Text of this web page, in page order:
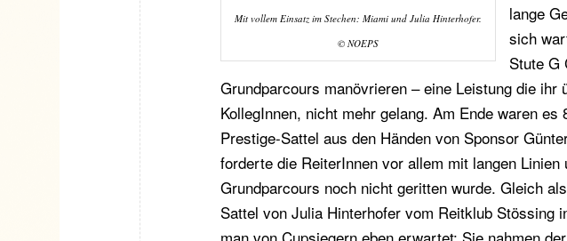
Mit vollem Einsatz im Stechen: Miami und Julia Hinterhofer.
© NOEPS
lange
sich
Stute G
Grundparcours manövrieren – eine Leistung die
KollegInnen, nicht mehr gelang. Am Ende waren
Prestige-Sattel aus den Händen von Sponsor
forderte die ReiterInnen vor allem mit langen
Grundparcours noch nicht geritten wurde. Gleich
Sattel von Julia Hinterhofer vom Reitklub Stössing